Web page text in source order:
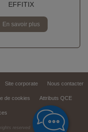
EFFITIX
En savoir plus
Site corporate Nous contacter
de cookies Attributs QCE
reserved